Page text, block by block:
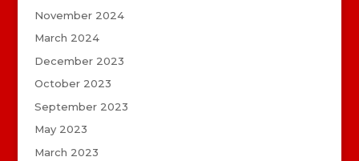
November 2024
March 2024
December 2023
October 2023
September 2023
May 2023
March 2023